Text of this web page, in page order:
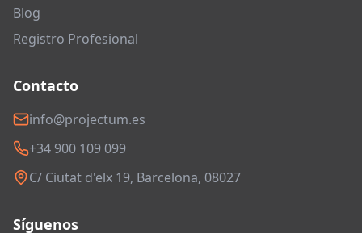
Blog
Registro Profesional
Contacto
info@projectum.es
+34 900 109 099
C/ Ciutat d'elx 19, Barcelona, 08027
Síguenos